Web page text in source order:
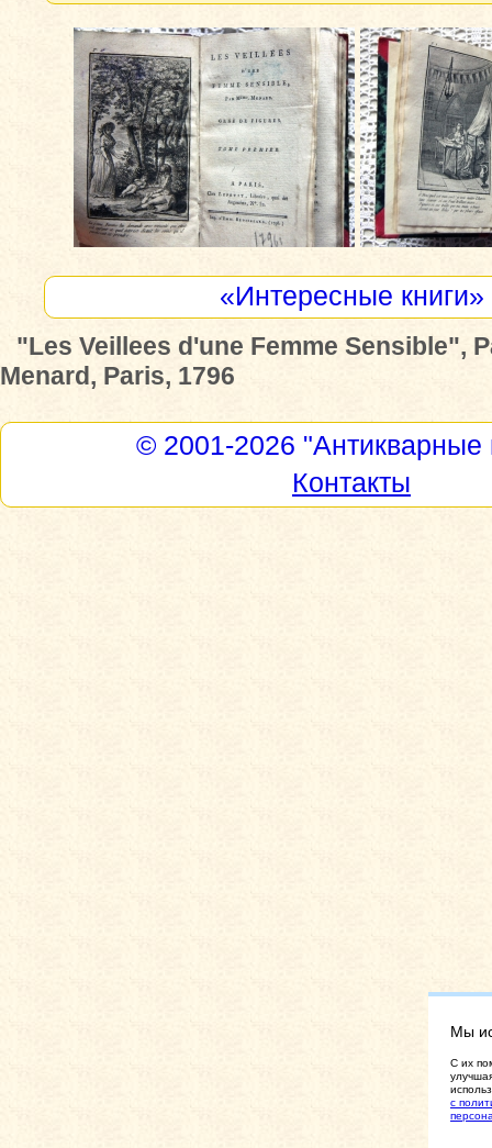
«Интересные книги»
"Les Veillees d'une Femme Sensible",
Menard, Paris, 1796
© 2001-2026 "Антикварные
Контакты
Мы
C их
с